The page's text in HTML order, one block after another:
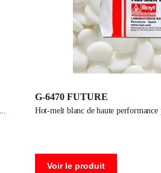
G-6470 FUTURE
hot-melt blanc de haute
Voir le produit